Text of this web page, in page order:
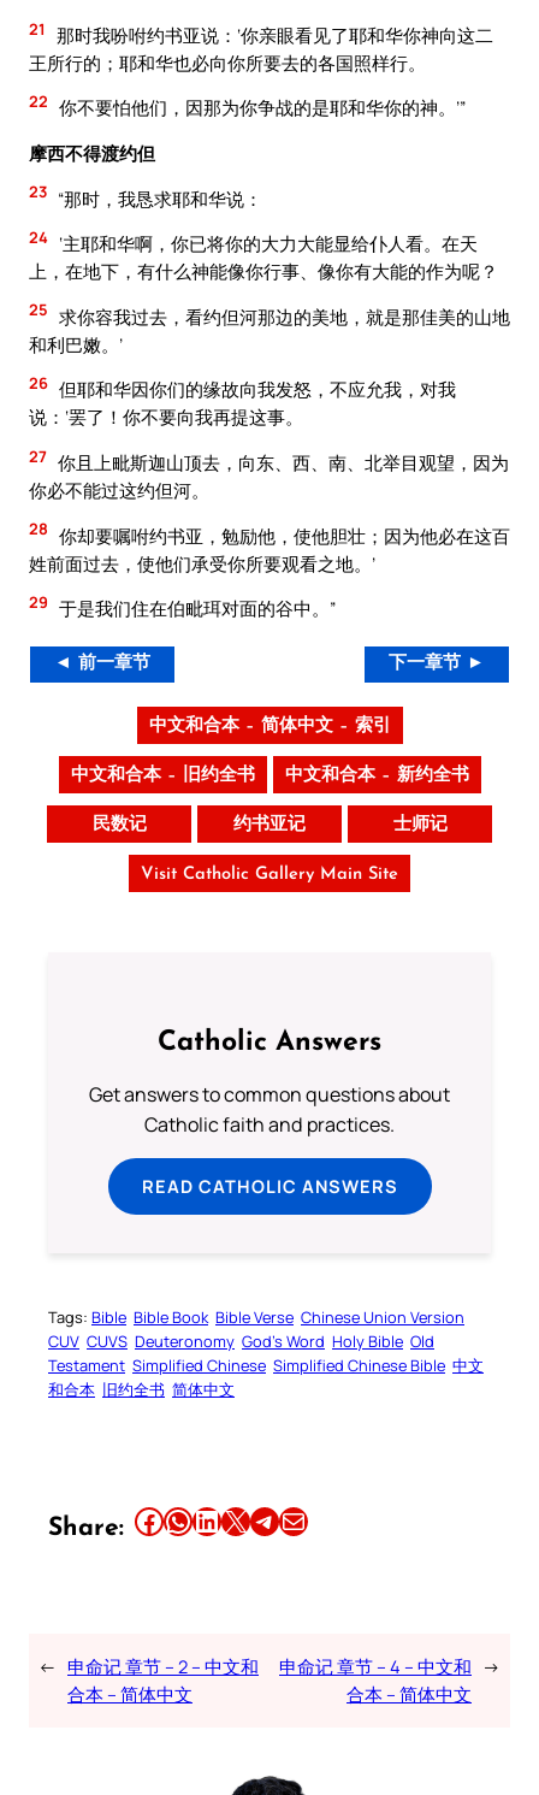
21
那时我吩咐约书亚说：‘你亲眼看见了耶和华你神向这二
王所行的；耶和华也必向你所要去的各国照样行。
22 你不要怕他们，因那为你争战的是耶和华你的神。’”
摩西不得渡约但
23 “那时，我恳求耶和华说：
24 ‘主耶和华啊，你已将你的大力大能显给仆人看。在天
上，在地下，有什么神能像你行事、像你有大能的作为呢？
25 求你容我过去，看约但河那边的美地，就是那佳美的山地
和利巴嫩。’
26 但耶和华因你们的缘故向我发怒，不应允我，对我
说：‘罢了！你不要向我再提这事。
27 你且上毗斯迦山顶去，向东、西、南、北举目观望，因为
你必不能过这约但河。
28 你却要嘱咐约书亚，勉励他，使他胆壮；因为他必在这百
姓前面过去，使他们承受你所要观看之地。’
29 于是我们住在伯毗珥对面的谷中。”
◄ 前一章节 下一章节 ►
中文和合本 – 简体中文 – 索引
中文和合本 – 旧约全书 中文和合本 – 新约全书
民数记 约书亚记 士师记
Visit Catholic Gallery Main Site
Catholic Answers
Get answers to common questions about
Catholic faith and practices.
READ CATHOLIC ANSWERS
Tags: Bible Bible Book Bible Verse Chinese Union Version
CUV CUVS Deuteronomy God’s Word Holy Bible Old
Testament Simplified Chinese Simplified Chinese Bible 中文
和合本 旧约全书 简体中文
Share: Share this article on Facebook Share this article on WhatsApp Share this article on LinkedIn Share this article on X Share this article on TelegramEmail this Article
← 申命记 章节 – 2 – 中文和
合本 – 简体中文
申命记 章节 – 4 – 中文和
合本 – 简体中文
→